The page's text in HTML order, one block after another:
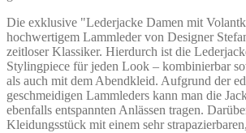
Die exklusive "Lederjacke Damen mit
hochwertigem Lammleder von Designer
zeitloser Klassiker. Hierdurch ist die
Stylingpiece für jeden Look – kombinierbar
als auch mit dem Abendkleid. Aufgrund der
geschmeidigen Lammleders kann man die
ebenfalls entspannten Anlässen tragen.
Kleidungsstück mit einem sehr